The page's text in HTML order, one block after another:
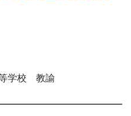
学校 教諭